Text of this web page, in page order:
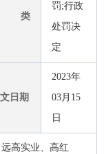
类
罚;行政
处罚决
定
日期
2023年
03月15
日
高实业、高红